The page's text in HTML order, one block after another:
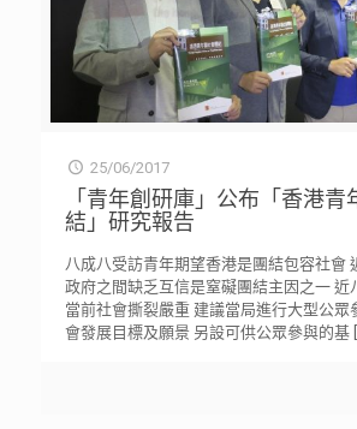
25/06/2017
「青年創研庫」公布「香港青
結」研究報告
八成八受訪青年期望香港是團結包容社會
政府之間缺乏互信是窒礙團結主因之一 近
當前社會撕裂嚴重 建議當局進行大型公眾
會發展目標及願景 另設可供公眾參與的基